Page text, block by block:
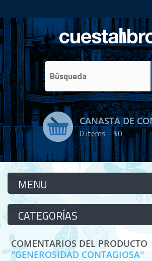
CANASTA DE
0items -$0
Categorías
Categorías
COMENTARIOS DEL PRODUCTO
GENEROSIDAD CONTAGIOSA